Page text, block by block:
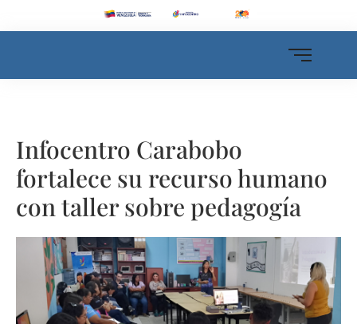
Infocentro Carabobo
fortalece su recurso humano
con taller sobre pedagogía